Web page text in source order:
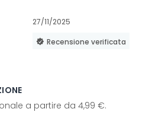
27/11/2025
Recensione verificata
a partire da 4,99 €.